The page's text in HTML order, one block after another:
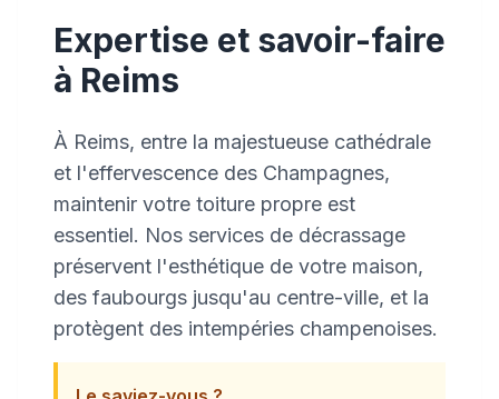
Expertise et savoir-faire
à Reims
À Reims, entre la majestueuse cathédrale
et l'effervescence des Champagnes,
maintenir votre toiture propre est
essentiel. Nos services de décrassage
préservent l'esthétique de votre maison,
des faubourgs jusqu'au centre-ville, et la
protègent des intempéries champenoises.